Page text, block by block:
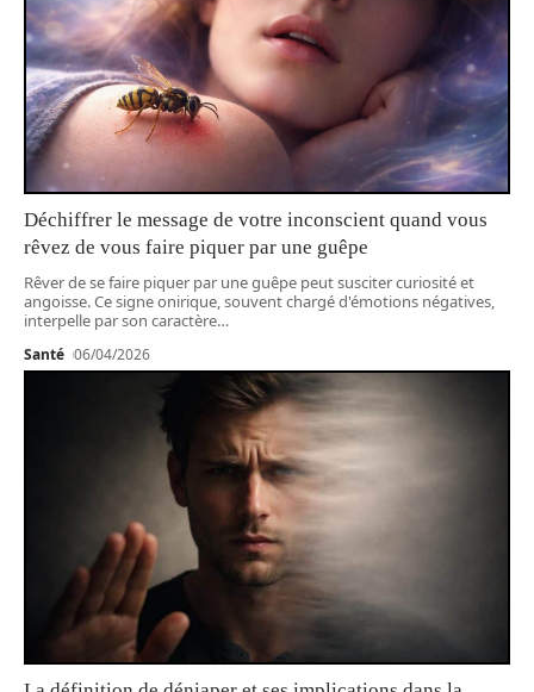
Déchiffrer le message de votre inconscient quand vous
rêvez de vous faire piquer par une guêpe
Rêver de se faire piquer par une guêpe peut susciter curiosité et
angoisse. Ce signe onirique, souvent chargé d'émotions négatives,
interpelle par son caractère…
Santé 06/04/2026